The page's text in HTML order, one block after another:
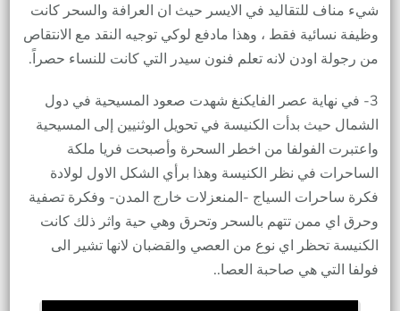
شيء مناف للتقاليد في الايسر حيث ان العرافة والسحر كانت
وظيفة نسائية فقط ، وهذا مادفع لوكي توجيه النقد مع الانتقاص
من رجولة اودن لانه تعلم فنون سيدر التي كانت للنساء حصراً.
3- في نهاية عصر الفايكنغ شهدت صعود المسيحية في دول
الشمال حيث بدأت الكنيسة في تحويل الوثنيين إلى المسيحية
واعتبرت الفولفا من اخطر السحرة وأصبحت فريا ملكة
الساحرات في نظر الكنيسة وهذا برأي الشكل الاول لولادة
فكرة ساحرات السياج -المنعزلات خارج المدن- وفكرة تصفية
وحرق اي ممن تتهم بالسحر وتحرق وهي حية واثر ذلك كانت
الكنيسة تحظر اي نوع من العصي والقضبان لانها تشير الى
فولفا التي هي صاحبة العصا..